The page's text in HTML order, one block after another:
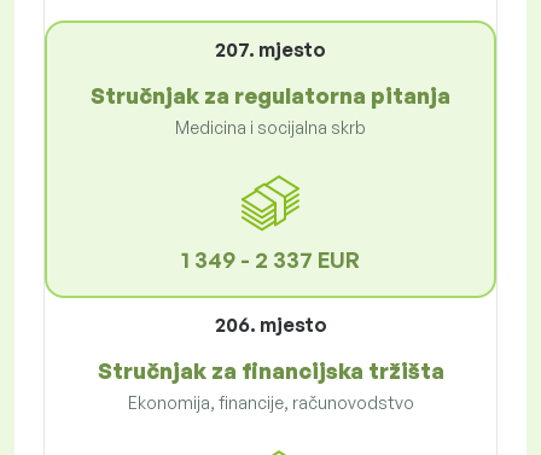
207. mjesto
Stručnjak za regulatorna pitanja
Medicina i socijalna skrb
1 349 - 2 337 EUR
206. mjesto
Stručnjak za financijska tržišta
Ekonomija, financije, računovodstvo